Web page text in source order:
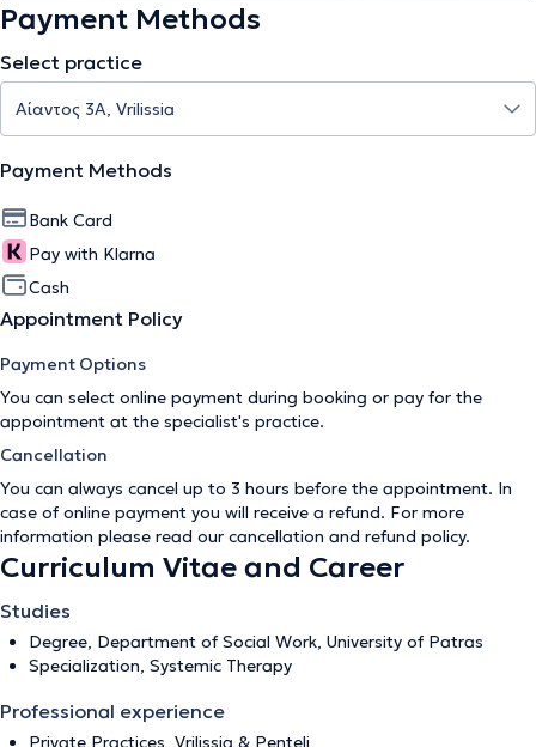
Payment Methods
Select practice
Payment Methods
Bank Card
Pay with Klarna
Cash
Appointment Policy
Payment Options
You can select online payment during booking or pay for the
appointment at the specialist's practice.
Cancellation
You can always cancel up to 3 hours before the appointment. In
case of online payment you will receive a refund. For more
information please read our cancellation and refund policy.
Curriculum Vitae and Career
Studies
Degree, Department of Social Work, University of Patras
Specialization, Systemic Therapy
Professional experience
Private Practices, Vrilissia & Penteli